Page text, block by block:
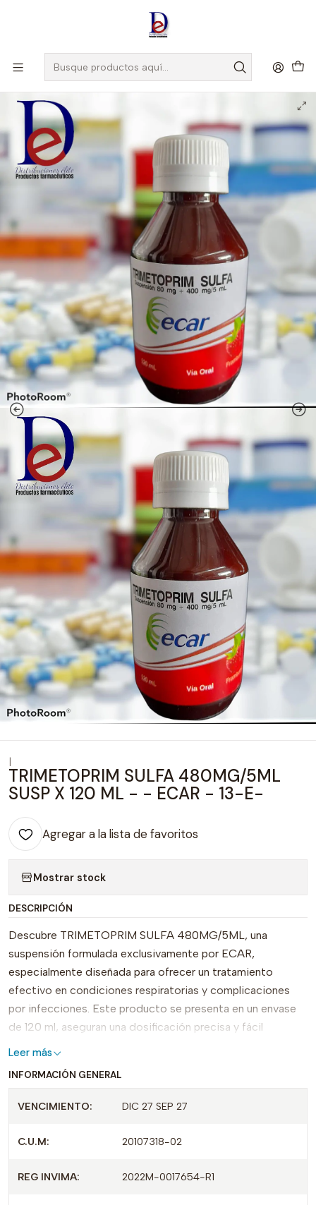
, Si eres nuevo regístrate
TRIMETOPRIM SULFA 480MG/5ML SUSP X 120 ML - - ECAR - 13-
E-
TRIMETOPRIM SULFA 480MG/5ML
SUSP X 120 ML - - ECAR - 13-E-
Agregar a la lista de favoritos
Mostrar stock
DESCRIPCIÓN
Descubre TRIMETOPRIM SULFA 480MG/5ML, una
suspensión formulada exclusivamente por ECAR,
especialmente diseñada para ofrecer un tratamiento
efectivo en condiciones respiratorias y complicaciones
por infecciones. Este producto se presenta en un envase
de 120 ml, aseguran una dosificación precisa y fácil
administración.
TRIMETOPRIM SULFA destaca por su acción sinérgica,
eficacia a la hora de combatir infecciones bacterianas. Su
facilitando el tratamiento en pacientes que requieren
Leer más
INFORMACIÓN GENERAL
VENCIMIENTO: DIC 27 SEP 27
C.U.M: 20107318-02
REG INVIMA: 2022M-0017654-R1